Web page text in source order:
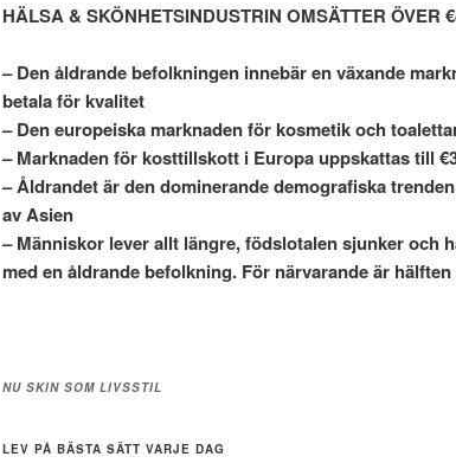
HÄLSA & SKÖNHETSINDUSTRIN OMSÄTTER ÖVER
– Den åldrande befolkningen innebär en växande
betala för kvalitet
– Den europeiska marknaden för kosmetik och
– Marknaden för kosttillskott i Europa uppskattas till
– Åldrandet är den dominerande demografiska
av Asien
– Människor lever allt längre, födslotalen sjunker och
med en åldrande befolkning. För närvarande är
NU SKIN SOM LIVSSTIL
LEV PÅ BÄSTA SÄTT VARJE DAG